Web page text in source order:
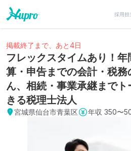
採用担
掲載終了まで、あと4日
フレックスタイムあり！
算・申告までの会計・税
ん、相続・事業承継まで
きる税理士法人
宮城県仙台市青葉区 年収 350〜